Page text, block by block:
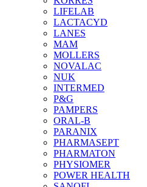
LIFELAB
LACTACYD
LANES
MAM
MOLLERS
NOVALAC
NUK
INTERMED
P&G
PAMPERS
ORAL-B
PARANIX
PHARMASEPT
PHARMATON
PHYSIOMER
POWER HEALTH